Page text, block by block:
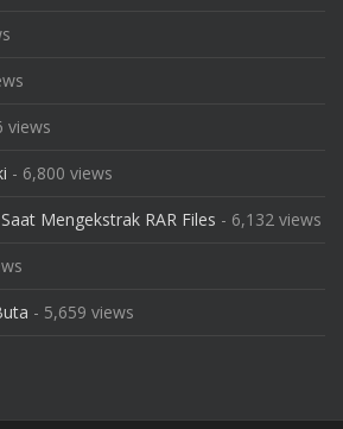
views
- 6,800 views
Mengekstrak RAR Files - 6,132 views
- 5,659 views